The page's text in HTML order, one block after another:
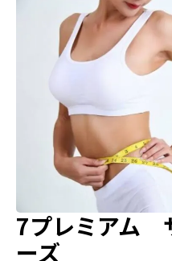
7プレミアム
ーズ